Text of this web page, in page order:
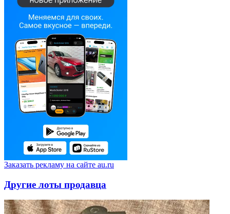
Заказать рекламу на сайте au.ru
Другие лоты продавца